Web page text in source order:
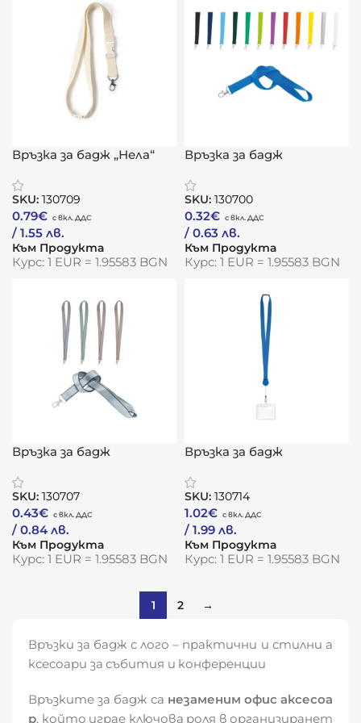
Връзка за бадж „Нела“
SKU: 130709
0.79€
/ 1.55 лв.
Към Продукта
Курс: 1 EUR = 1.95583 BGN
Връзка за бадж
SKU: 130700
0.32€
/ 0.63 лв.
Към Продукта
Курс: 1 EUR = 1.95583 BGN
Връзка за бадж
SKU: 130707
0.43€
/ 0.84 лв.
Към Продукта
Курс: 1 EUR = 1.95583 BGN
Връзка за бадж
SKU: 130714
1.02€
/ 1.99 лв.
Към Продукта
Курс: 1 EUR = 1.95583 BGN
1 2 →
Връзки за бадж с лого – практични и стилни а
ксесоари за събития и конференции
Връзките за бадж са незаменим офис аксесоа
р, който играе ключова роля в организиранет